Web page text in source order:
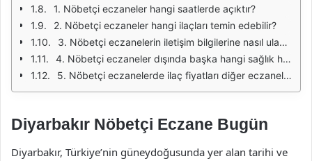
1. Nöbetçi eczaneler hangi saatlerde açıktır?
2. Nöbetçi eczaneler hangi ilaçları temin edebilir?
3. Nöbetçi eczanelerin iletişim bilgilerine nasıl ulaşabilirim?
4. Nöbetçi eczaneler dışında başka hangi sağlık hizmetleri mevcuttur?
5. Nöbetçi eczanelerde ilaç fiyatları diğer eczanelerle aynı mı?
Diyarbakır Nöbetçi Eczane Bugün
Diyarbakır, Türkiye’nin güneydoğusunda yer alan tarihi ve